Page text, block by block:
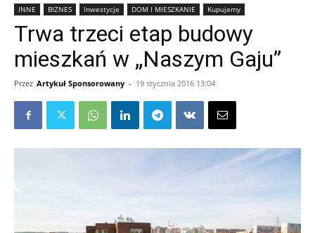
INNE BIZNES Inwestycje DOM I MIESZKANIE Kupujemy
Trwa trzeci etap budowy
mieszkań w „Naszym Gaju”
Przez Artykuł Sponsorowany - 19 stycznia 2016 13:04